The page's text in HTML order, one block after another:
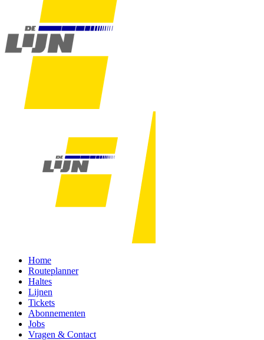
Home
Routeplanner
Haltes
Lijnen
Tickets
Abonnementen
Jobs
Vragen & Contact